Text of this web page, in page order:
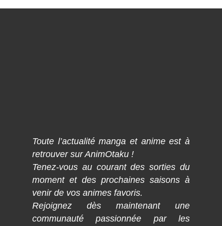
Toute l’actualité manga et anime est à
retrouver sur AnimOtaku !
Tenez-vous au courant des sorties du
moment et des prochaines saisons à
venir de vos animes favoris.
Rejoignez dès maintenant une
communauté passionnée par les